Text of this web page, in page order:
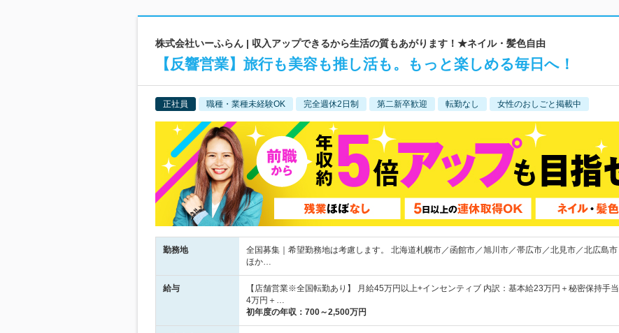
株式会社いーふらん | 収入アップできるから生活の質もあがります！★ネイル・髪色自由
【反響営業】旅行も美容も推し活も。もっと楽しめる毎日へ！
正社員 職種・業種未経験OK 完全週休2日制 第二新卒歓迎 転勤なし 女性のおしごと掲載中
勤務地
全国募集｜希望勤務地は考慮します。 北海道札幌市／函館市／旭川市／帯広市／北見市／北広島市
ほか…
給与
【店舗営業※全国転勤あり】 月給45万円以上+インセンティブ 内訳：基本給23万円＋秘密保持手当
4万円＋…
初年度の年収： 700～2,500万円